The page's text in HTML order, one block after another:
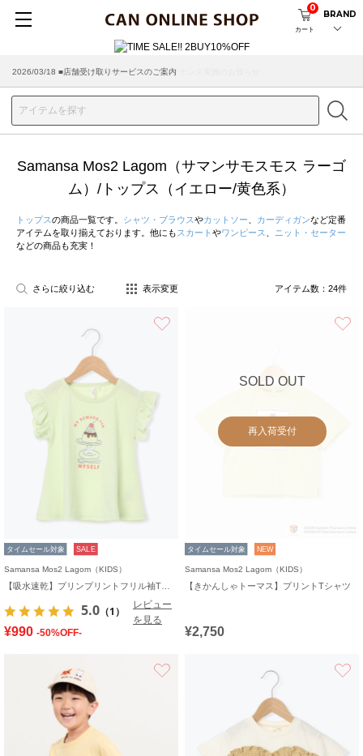
カート
0
BRAND
2026/08/04 ■8/13(木)AM2:00～サイトメンテナンス実施のお知らせ
Samansa Mos2 Lagom（サマンサモスモス ラーゴ
ム）/トップス（イエロー/黄色系）
トップスの商品一覧です。 シャツ・ブラウスやカットソー カーディガンなど定番
アイテムを取り揃えております。他にも スカート やワンピース
ニット・セーター
などの商品も充実！
さらに絞り込む 表示変更 アイテム数： 24件
タイムセール対象 SALE
Samansa Mos2 Lagom（KIDS）
5.0 （1）
レビュー
を見る
¥990 -50%OFF-
SOLD OUT
再入荷受付
タイムセール対象 NEW
Samansa Mos2 Lagom（KIDS）
【きかんしゃトーマス】プリントTシャツ
¥2,750